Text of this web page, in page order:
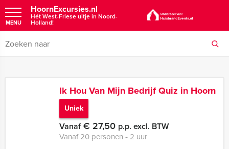
HoornExcursies.nl
Hét West-Friese uitje in Noord-
Holland!
MENU
Ik Hou Van Mijn Bedrijf Quiz in Hoorn
Uniek
Vanaf€ 27,50 p.p. excl. BTW
Vanaf 20 personen ‐ 2 uur